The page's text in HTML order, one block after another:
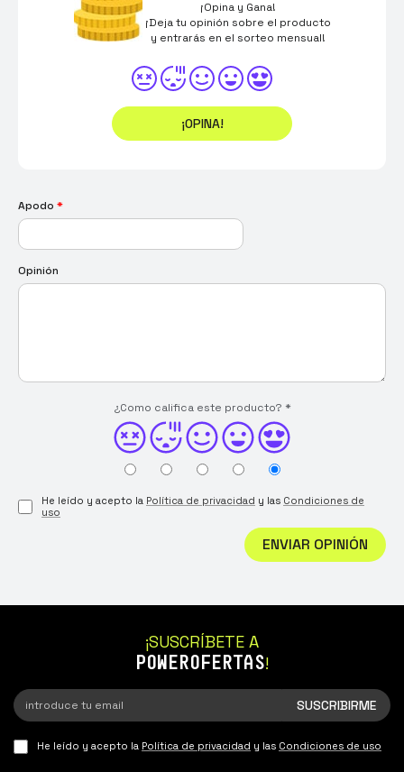
¡Opina y Gana!
¡Deja tu opinión sobre el producto
y entrarás en el sorteo mensual!
¡OPINA!
Apodo *
Opinión
¿Como califica este producto? *
He leído y acepto la Política de privacidad y las Condiciones de
uso
ENVIAR OPINIÓN
¡SUSCRÍBETE A
POWEROFERTAS!
He leído y acepto la Política de privacidad y las Condiciones de uso